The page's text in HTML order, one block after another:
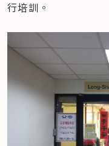
行培訓。